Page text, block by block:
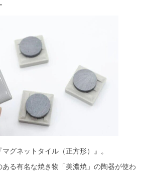
グネットタイル（正方形）』。
る有名な焼き物「美濃焼」の陶器が使わ